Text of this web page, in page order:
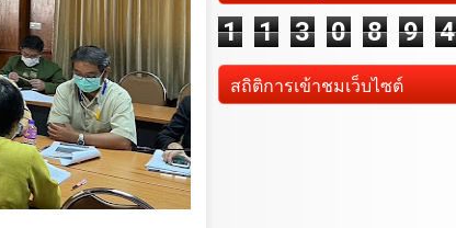
1 1 3 0 8 9 4
สถิติการเข้าชมเว็บไซต์